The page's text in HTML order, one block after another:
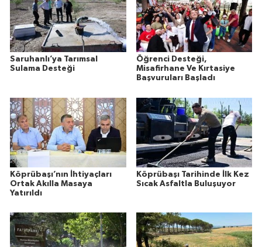
Saruhanlı’ya Tarımsal
Sulama Desteği
Öğrenci Desteği,
Misafirhane Ve Kırtasiye
Başvuruları Başladı
Köprübaşı’nın İhtiyaçları
Ortak Akılla Masaya
Yatırıldı
Köprübaşı Tarihinde İlk Kez
Sıcak Asfaltla Buluşuyor